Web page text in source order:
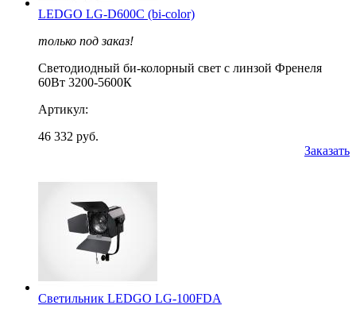
LEDGO LG-D600C (bi-color)
только под заказ!
Светодиодный би-колорный свет с линзой Френеля
60Вт 3200-5600К
Артикул:
46 332 руб.
Заказать
Светильник LEDGO LG-100FDA